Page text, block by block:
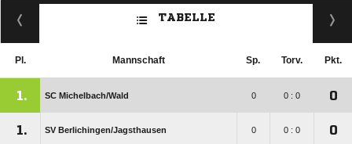
TABELLE
Pl. Mannschaft Sp. Torv. Pkt.
1. SC Michelbach/​Wald 0 0 : 0 0
1. SV Berlichingen/​Jagsthausen 0 0 : 0 0